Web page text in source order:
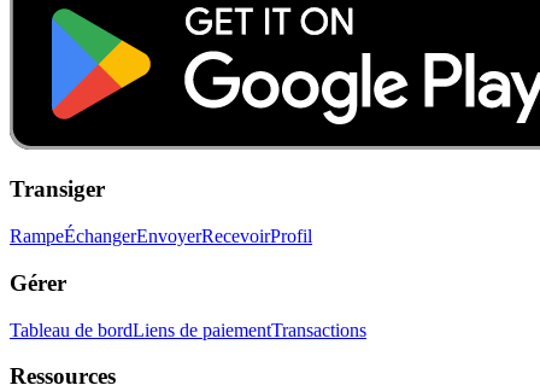
Transiger
RampeÉchangerEnvoyerRecevoirProfil
Gérer
Tableau de bordLiens de paiementTransactions
Ressources